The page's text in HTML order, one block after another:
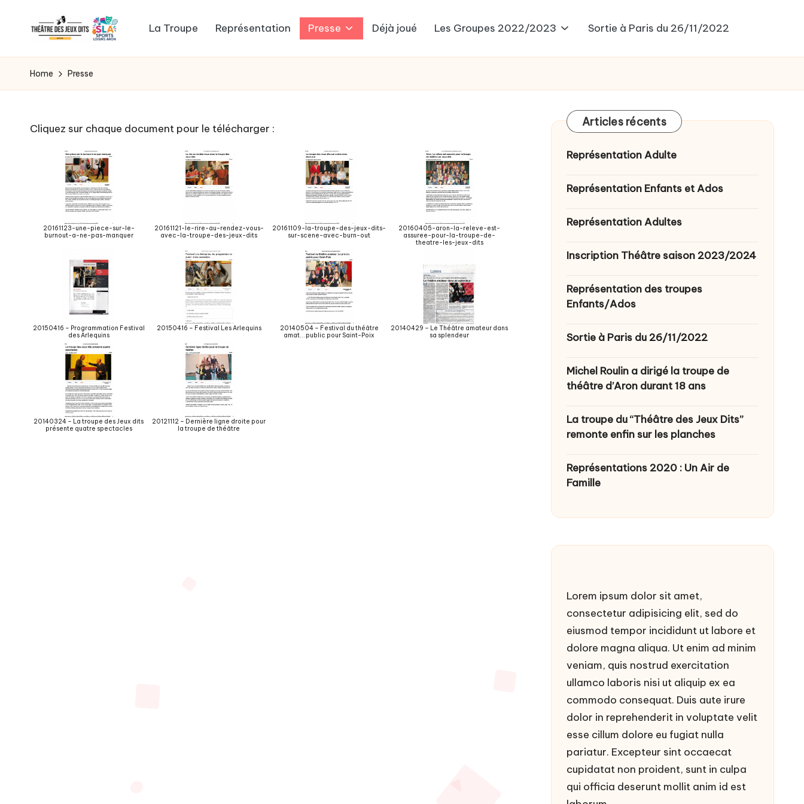
Template
Site
General
Headlines
La Troupe Représentation Presse Déjà joué Les Groupes 2022/2023 Sortie à Paris du 26/11/2022
Home Presse
Cliquez sur chaque document pour le télécharger :
20161123-une-piece-sur-le-
burnout-a-ne-pas-manquer
20161121-le-rire-au-rendez-vous-
avec-la-troupe-des-jeux-dits
20161109-la-troupe-des-jeux-dits-
sur-scene-avec-burn-out
20160405-aron-la-releve-est-
assuree-pour-la-troupe-de-
theatre-les-jeux-dits
20150416 – Programmation Festival
des Arlequins
20150416 – Festival Les Arlequins
20140504 – Festival du théâtre
amat… public pour Saint-Poix
20140429 – Le Théâtre amateur dans
sa splendeur
20140324 – La troupe des Jeux dits
présente quatre spectacles
20121112 – Dernière ligne droite pour
la troupe de théâtre
Articles récents
Représentation Adulte
Représentation Enfants et Ados
Représentation Adultes
Inscription Théâtre saison 2023/2024
Représentation des troupes
Enfants/Ados
Sortie à Paris du 26/11/2022
Michel Roulin a dirigé la troupe de
théâtre d’Aron durant 18 ans
La troupe du “Théâtre des Jeux Dits”
remonte enfin sur les planches
Représentations 2020 : Un Air de
Famille
Lorem ipsum dolor sit amet,
consectetur adipisicing elit, sed do
eiusmod tempor incididunt ut labore et
dolore magna aliqua. Ut enim ad minim
veniam, quis nostrud exercitation
ullamco laboris nisi ut aliquip ex ea
commodo consequat. Duis aute irure
dolor in reprehenderit in voluptate velit
esse cillum dolore eu fugiat nulla
pariatur. Excepteur sint occaecat
cupidatat non proident, sunt in culpa
qui officia deserunt mollit anim id est